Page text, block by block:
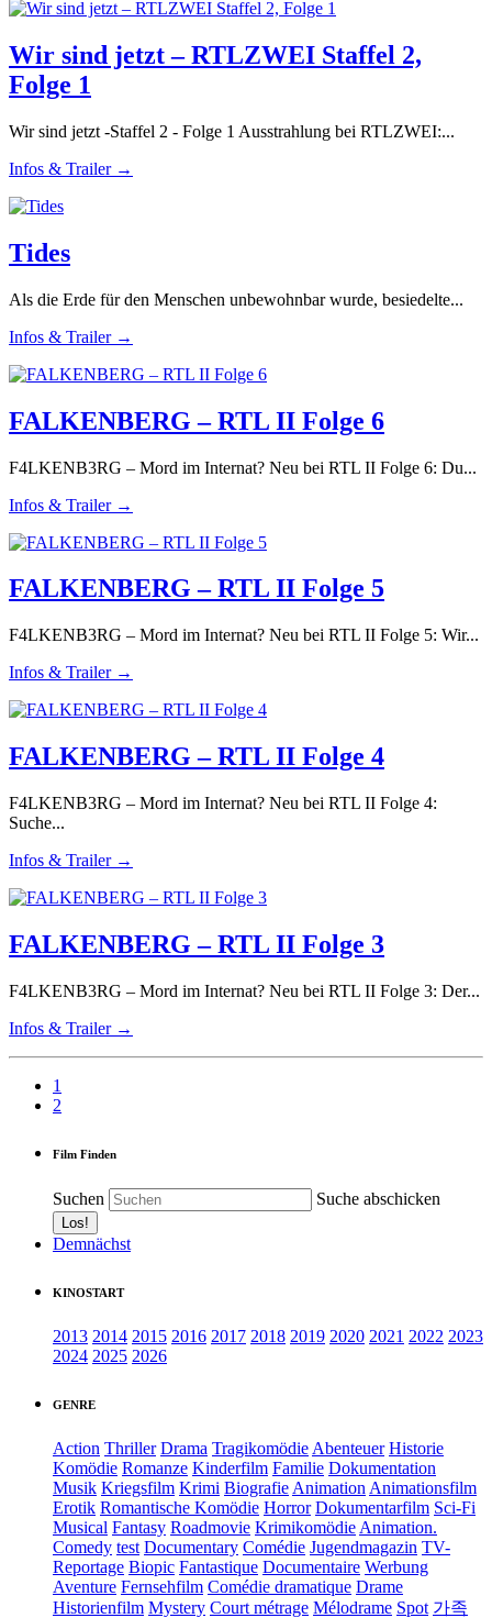
Wir sind jetzt – RTLZWEI Staffel 2,
Folge 1
Wir sind jetzt -Staffel 2 - Folge 1 Ausstrahlung bei RTLZWEI:...
Infos & Trailer →
Tides
Als die Erde für den Menschen unbewohnbar wurde, besiedelte...
Infos & Trailer →
FALKENBERG – RTL II Folge 6
F4LKENB3RG – Mord im Internat? Neu bei RTL II Folge 6: Du...
Infos & Trailer →
FALKENBERG – RTL II Folge 5
F4LKENB3RG – Mord im Internat? Neu bei RTL II Folge 5: Wir...
Infos & Trailer →
FALKENBERG – RTL II Folge 4
F4LKENB3RG – Mord im Internat? Neu bei RTL II Folge 4:
Suche...
Infos & Trailer →
FALKENBERG – RTL II Folge 3
F4LKENB3RG – Mord im Internat? Neu bei RTL II Folge 3: Der...
Infos & Trailer →
1
2
Film Finden
Suchen Suche abschicken
Demnächst
KINOSTART
2013 2014 2015 2016 2017 2018 2019 2020 2021 2022 2023
2024 2025 2026
GENRE
Action Thriller Drama Tragikomödie Abenteuer Historie
Komödie Romanze Kinderfilm Familie Dokumentation
Musik Kriegsfilm Krimi Biografie Animation Animationsfilm
Erotik Romantische Komödie Horror Dokumentarfilm Sci-Fi
Musical Fantasy Roadmovie Krimikomödie Animation.
Comedy test Documentary Comédie Jugendmagazin TV-
Reportage Biopic Fantastique Documentaire Werbung
Aventure Fernsehfilm Comédie dramatique Drame
Historienfilm Mystery Court métrage Mélodrame Spot 가족